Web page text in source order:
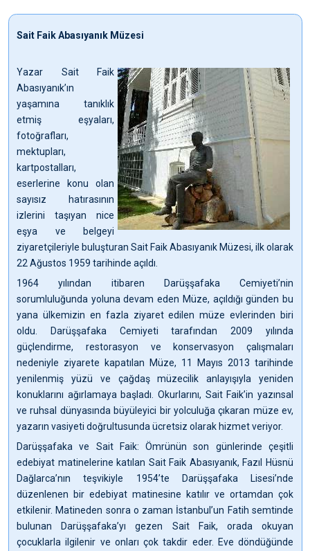
Sait Faik Abasıyanık Müzesi
Yazar Sait Faik
Abasıyanık’ın
yaşamına tanıklık
etmiş eşyaları,
fotoğrafları,
mektupları,
kartpostalları,
eserlerine konu olan
sayısız hatırasının
izlerini taşıyan nice
eşya ve belgeyi
ziyaretçileriyle buluşturan Sait Faik Abasıyanık Müzesi, ilk olarak
22 Ağustos 1959 tarihinde açıldı.
1964 yılından itibaren Darüşşafaka Cemiyeti’nin
sorumluluğunda yoluna devam eden Müze, açıldığı günden bu
yana ülkemizin en fazla ziyaret edilen müze evlerinden biri
oldu. Darüşşafaka Cemiyeti tarafından 2009 yılında
güçlendirme, restorasyon ve konservasyon çalışmaları
nedeniyle ziyarete kapatılan Müze, 11 Mayıs 2013 tarihinde
yenilenmiş yüzü ve çağdaş müzecilik anlayışıyla yeniden
konuklarını ağırlamaya başladı. Okurlarını, Sait Faik’in yazınsal
ve ruhsal dünyasında büyüleyici bir yolculuğa çıkaran müze ev,
yazarın vasiyeti doğrultusunda ücretsiz olarak hizmet veriyor.
Darüşşafaka ve Sait Faik: Ömrünün son günlerinde çeşitli
edebiyat matinelerine katılan Sait Faik Abasıyanık, Fazıl Hüsnü
Dağlarca’nın teşvikiyle 1954’te Darüşşafaka Lisesi’nde
düzenlenen bir edebiyat matinesine katılır ve ortamdan çok
etkilenir. Matineden sonra o zaman İstanbul’un Fatih semtinde
bulunan Darüşşafaka’yı gezen Sait Faik, orada okuyan
çocuklarla ilgilenir ve onları çok takdir eder. Eve döndüğünde